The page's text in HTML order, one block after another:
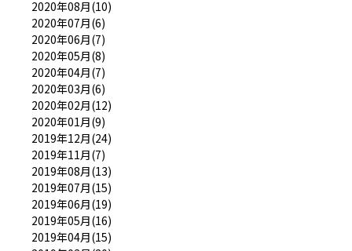
2020年08月(10)
2020年07月(6)
2020年06月(7)
2020年05月(8)
2020年04月(7)
2020年03月(6)
2020年02月(12)
2020年01月(9)
2019年12月(24)
2019年11月(7)
2019年08月(13)
2019年07月(15)
2019年06月(19)
2019年05月(16)
2019年04月(15)